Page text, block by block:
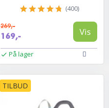
(400)
269,-
169,- Vis
På lager
TILBUD